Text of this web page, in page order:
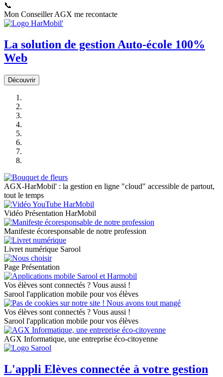
📞
Mon Conseiller AGX me recontacte
La solution de gestion Auto-école 100%
Web
Découvrir
AGX-HarMobil' : la gestion en ligne "cloud" accessible de partout,
tout le temps
Vidéo Présentation HarMobil
Manifeste écoresponsable de notre profession
Livret numérique Sarool
Page Présentation
Vos élèves sont connectés ? Vous aussi !
Sarool l'application mobile pour vos élèves
Vos élèves sont connectés ? Vous aussi !
Sarool l'application mobile pour vos élèves
AGX Informatique, une entreprise éco-citoyenne
L'appli Elèves connectée à votre gestion